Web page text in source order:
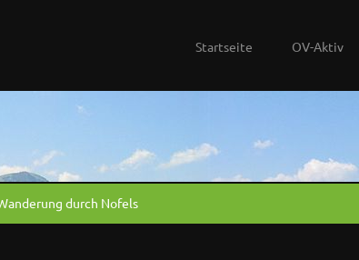
Startseite OV-Aktiv
durch Nofels